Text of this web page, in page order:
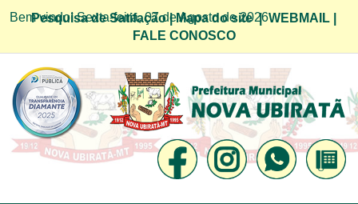
Bem vindo! Sexta-feira, 07 de Agosto de 2026
Pesquisa de Satifação|Mapa do site|WEBMAIL
FALE CONOSCO